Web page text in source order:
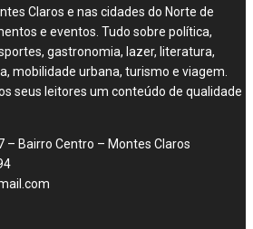
Claros e nas cidades do Norte de
e eventos. Tudo sobre política,
gastronomia, lazer, literatura,
mobilidade urbana, turismo e viagem.
seus leitores um conteúdo de qualidade
– Bairro Centro – Montes Claros